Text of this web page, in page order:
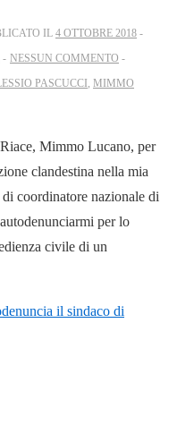
IL 4 OTTOBRE 2018
NESSUN COMMENTO
PASCUCCI , MIMMO
Mimmo Lucano, per
clandestina nella mia
coordinatore nazionale di
per lo
civile di un
il sindaco di